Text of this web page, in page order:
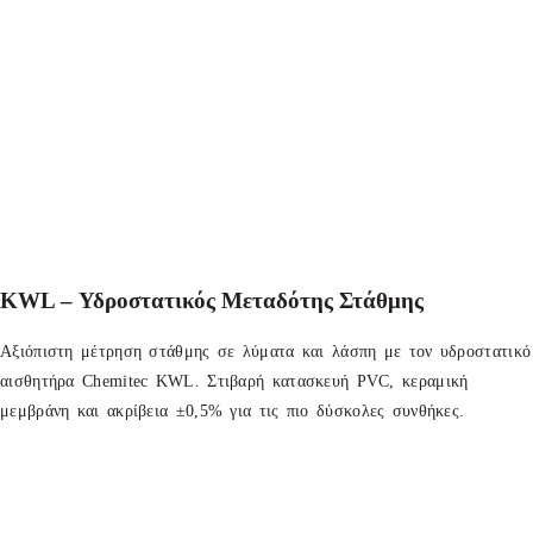
KWL – Υδροστατικός Μεταδότης Στάθμης
Αξιόπιστη μέτρηση στάθμης σε λύματα και λάσπη με τον υδροστατικό
αισθητήρα Chemitec KWL. Στιβαρή κατασκευή PVC, κεραμική
μεμβράνη και ακρίβεια ±0,5% για τις πιο δύσκολες συνθήκες.